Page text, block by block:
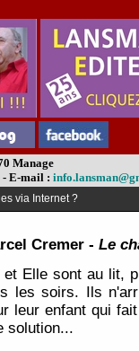
Manage
- E-mail :
via Internet ?
Cremer - Le
et Elle sont au lit,
les soirs. Ils
leur enfant qui
solution...